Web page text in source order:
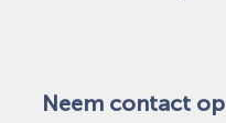
Neem contact op